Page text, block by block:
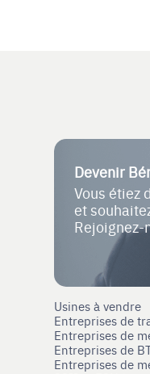
Devenir
Vous étiez
et
Usines à vendre
Entreprises de
Entreprises de
Entreprises de
Entreprises de